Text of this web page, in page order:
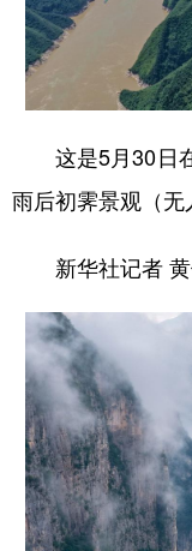
这是5月30日在
雨后初霁景观（无
新华社记者 黄